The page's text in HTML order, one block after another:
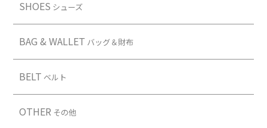
SHOES シューズ
BAG & WALLET バッグ＆財布
BELT ベルト
OTHER その他